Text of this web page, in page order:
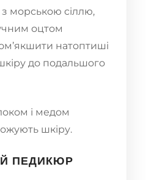
морською сіллю,
оцтом
натоптиші
до подальшого
і медом
шкіру.
ПЕДИКЮР